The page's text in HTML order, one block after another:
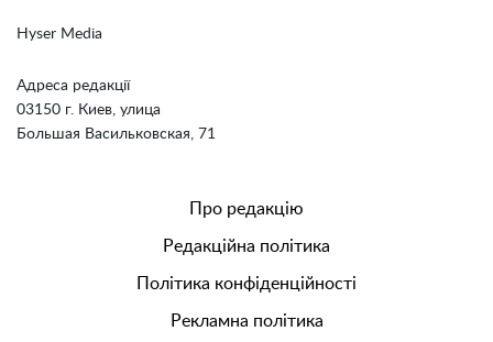
Hyser Media
Адреса редакції
03150 г. Киев, улица
Большая Васильковская, 71
Про редакцію
Редакційна політика
Політика конфіденційності
Рекламна політика